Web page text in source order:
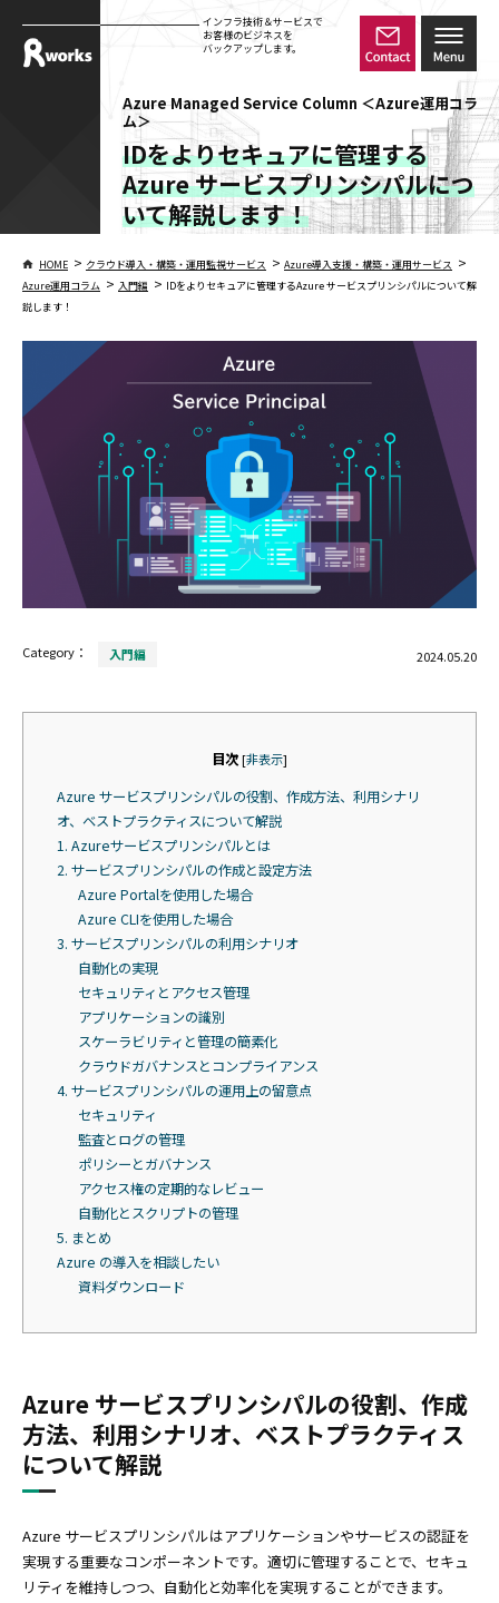
インフラ技術＆サービスで
お客様のビジネスを
バックアップします。
Azure Managed Service Column ＜Azure運用コラ
ム＞
IDをよりセキュアに管理する
Azure サービスプリンシパルにつ
いて解説します！
HOME > クラウド導入・構築・運用監視サービス > Azure導入支援・構築・運用サービス >
Azure運用コラム > 入門編 > IDをよりセキュアに管理するAzure サービスプリンシパルについて解
説します！
Category： 入門編 2024.05.20
目次[非表示]
Azure サービスプリンシパルの役割、作成方法、利用シナリ
オ、ベストプラクティスについて解説
1. Azureサービスプリンシパルとは
2. サービスプリンシパルの作成と設定方法
Azure Portalを使用した場合
Azure CLIを使用した場合
3. サービスプリンシパルの利用シナリオ
自動化の実現
セキュリティとアクセス管理
アプリケーションの識別
スケーラビリティと管理の簡素化
クラウドガバナンスとコンプライアンス
4. サービスプリンシパルの運用上の留意点
セキュリティ
監査とログの管理
ポリシーとガバナンス
アクセス権の定期的なレビュー
自動化とスクリプトの管理
5. まとめ
Azure の導入を相談したい
資料ダウンロード
Azure サービスプリンシパルの役割、作成
方法、利用シナリオ、ベストプラクティス
について解説
Azure サービスプリンシパルはアプリケーションやサービスの認証を
実現する重要なコンポーネントです。適切に管理することで、セキュ
リティを維持しつつ、自動化と効率化を実現することができます。